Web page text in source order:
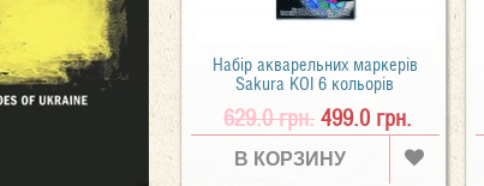
Набір акварельних маркерів
Sakura KOI 6 кольорів
629.0 грн. 499.0 грн.
В КОРЗИНУ